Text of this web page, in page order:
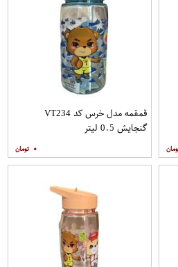
قمقمه مدل خرس کد VT234
گنجایش 0.5 لیتر
۰